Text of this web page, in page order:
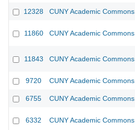
12328 CUNY Academic Commons
11860 CUNY Academic Commons
11843 CUNY Academic Commons
9720 CUNY Academic Commons
6755 CUNY Academic Commons
6332 CUNY Academic Commons